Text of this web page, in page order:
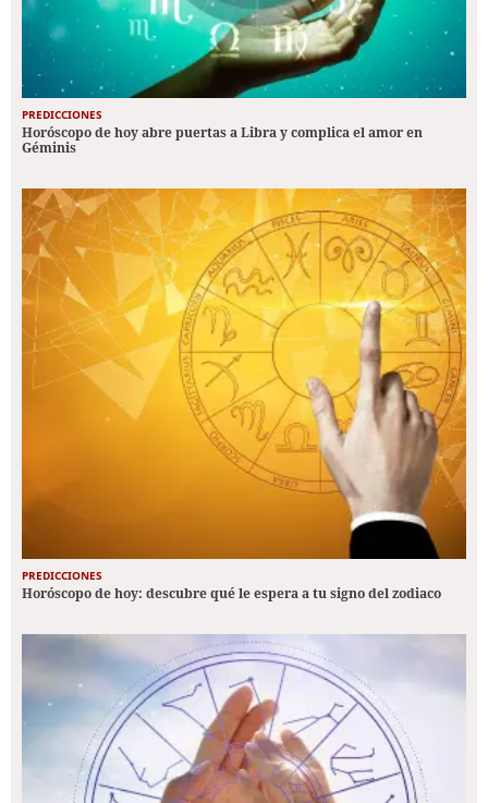
PREDICCIONES
Horóscopo de hoy abre puertas a Libra y complica el amor en
Géminis
PREDICCIONES
Horóscopo de hoy: descubre qué le espera a tu signo del zodiaco